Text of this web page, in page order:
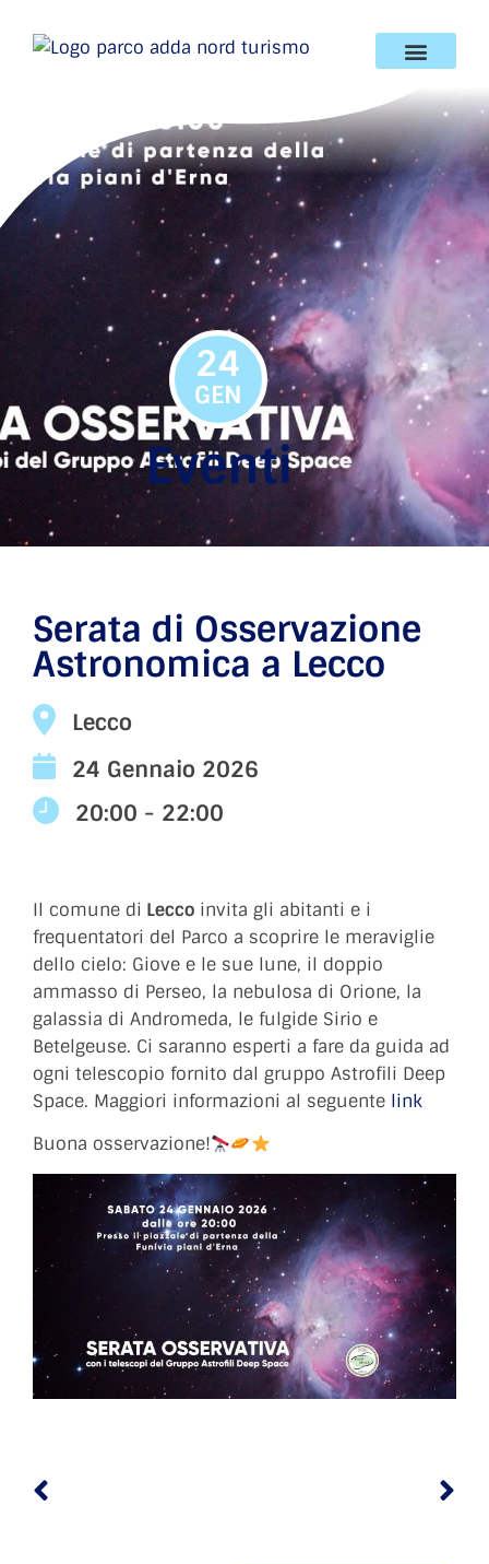
24
GEN
Eventi
Serata di Osservazione
Astronomica a Lecco
Lecco
24 Gennaio 2026
20:00 - 22:00
Il comune di Lecco invita gli abitanti e i
frequentatori del Parco a scoprire le meraviglie
dello cielo: Giove e le sue lune, il doppio
ammasso di Perseo, la nebulosa di Orione, la
galassia di Andromeda, le fulgide Sirio e
Betelgeuse. Ci saranno esperti a fare da guida ad
ogni telescopio fornito dal gruppo Astrofili Deep
Space. Maggiori informazioni al seguente link
Buona osservazione!